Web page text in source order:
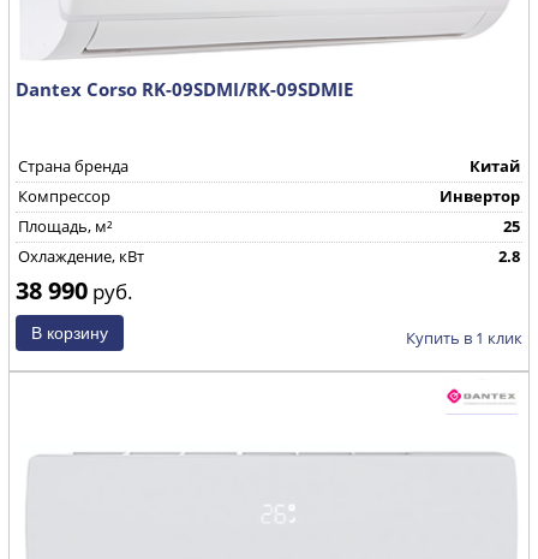
Dantex Corso RK-09SDMI/RK-09SDMIE
Страна бренда
Китай
Компрессор
Инвертор
Площадь, м²
25
Охлаждение, кВт
2.8
38 990 руб.
Купить в 1 клик